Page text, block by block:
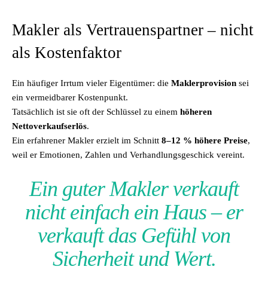
Makler als Vertrauenspartner – nicht
als Kostenfaktor
Ein häufiger Irrtum vieler Eigentümer: die Maklerprovision sei
ein vermeidbarer Kostenpunkt.
Tatsächlich ist sie oft der Schlüssel zu einem höheren
Nettoverkaufserlös.
Ein erfahrener Makler erzielt im Schnitt 8–12 % höhere Preise,
weil er Emotionen, Zahlen und Verhandlungsgeschick vereint.
Ein guter Makler verkauft
nicht einfach ein Haus – er
verkauft das Gefühl von
Sicherheit und Wert.